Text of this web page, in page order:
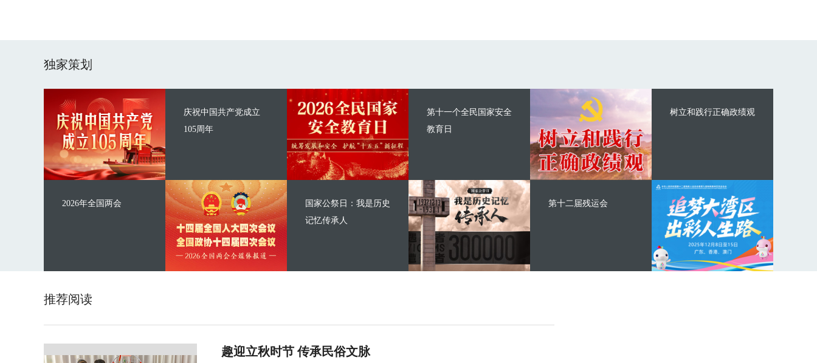
独家策划
庆祝中国共产党成立
105周年
2026年全国两会
第十一个全民国家安全
教育日
国家公祭日：我是历史
记忆传承人
树立和践行正确政绩观
第十二届残运会
推荐阅读
趣迎立秋时节 传承民俗文脉